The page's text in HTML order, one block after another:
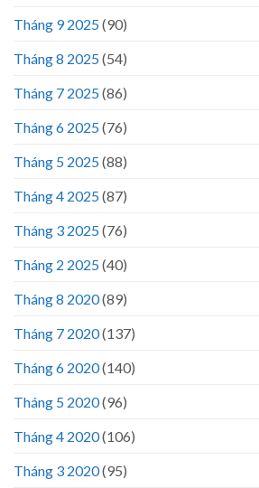
Tháng 9 2025(90)
Tháng 8 2025(54)
Tháng 7 2025(86)
Tháng 6 2025(76)
Tháng 5 2025(88)
Tháng 4 2025(87)
Tháng 3 2025(76)
Tháng 2 2025(40)
Tháng 8 2020(89)
Tháng 7 2020(137)
Tháng 6 2020(140)
Tháng 5 2020(96)
Tháng 4 2020(106)
Tháng 3 2020(95)